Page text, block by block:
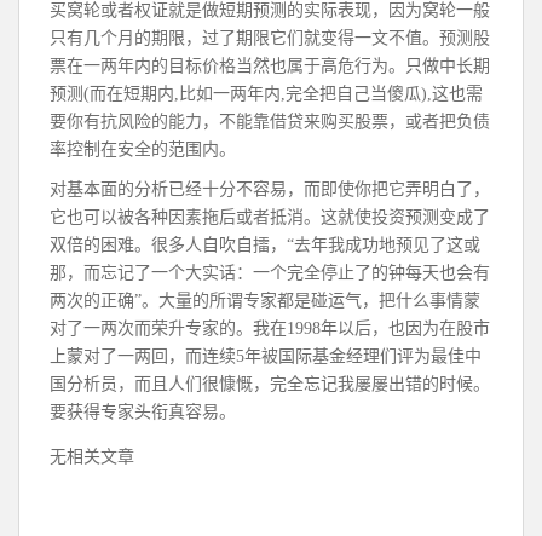
买窝轮或者权证就是做短期预测的实际表现，因为窝轮一般
只有几个月的期限，过了期限它们就变得一文不值。预测股
票在一两年内的目标价格当然也属于高危行为。只做中长期
预测(而在短期内,比如一两年内,完全把自己当傻瓜),这也需
要你有抗风险的能力，不能靠借贷来购买股票，或者把负债
率控制在安全的范围内。
对基本面的分析已经十分不容易，而即使你把它弄明白了，
它也可以被各种因素拖后或者抵消。这就使投资预测变成了
双倍的困难。很多人自吹自擂，“去年我成功地预见了这或
那，而忘记了一个大实话：一个完全停止了的钟每天也会有
两次的正确”。大量的所谓专家都是碰运气，把什么事情蒙
对了一两次而荣升专家的。我在1998年以后，也因为在股市
上蒙对了一两回，而连续5年被国际基金经理们评为最佳中
国分析员，而且人们很慷慨，完全忘记我屡屡出错的时候。
要获得专家头衔真容易。
无相关文章